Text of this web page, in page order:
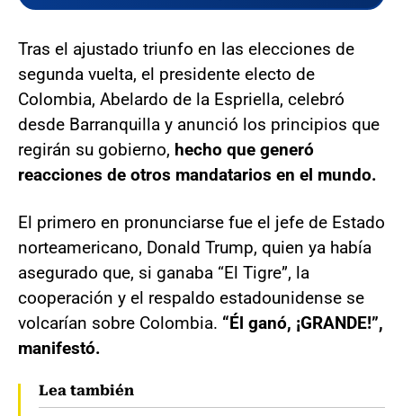
Tras el ajustado triunfo en las elecciones de
segunda vuelta, el presidente electo de
Colombia, Abelardo de la Espriella, celebró
desde Barranquilla y anunció los principios que
regirán su gobierno, hecho que generó
reacciones de otros mandatarios en el mundo.
El primero en pronunciarse fue el jefe de Estado
norteamericano, Donald Trump, quien ya había
asegurado que, si ganaba “El Tigre”, la
cooperación y el respaldo estadounidense se
volcarían sobre Colombia. “Él ganó, ¡GRANDE!”,
manifestó.
Lea también